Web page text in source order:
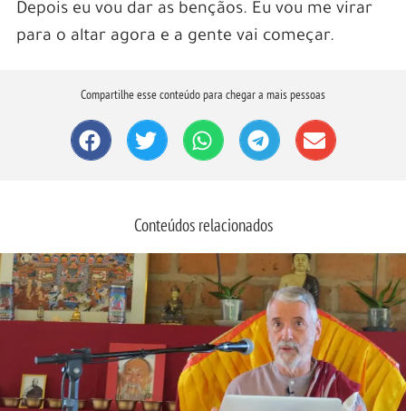
Depois eu vou dar as bençãos. Eu vou me virar
para o altar agora e a gente vai começar.
Compartilhe esse conteúdo para chegar a mais pessoas
Conteúdos relacionados